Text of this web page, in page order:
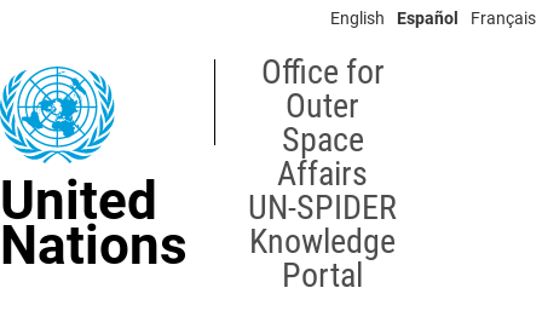
content
English Español Français
United
Nations
Office for
Outer
Space
Affairs
UN-SPIDER
Knowledge
Portal